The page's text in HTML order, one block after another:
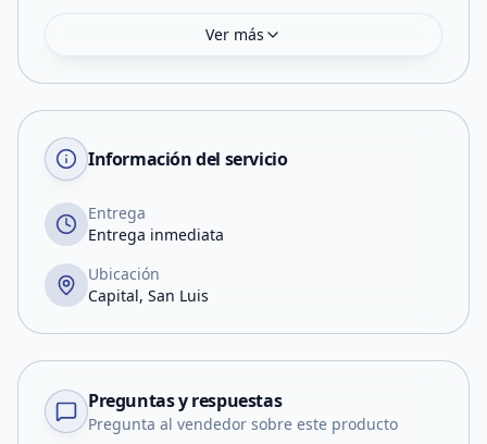
Ver más
Información del servicio
Entrega
Entrega inmediata
Ubicación
Capital, San Luis
Preguntas y respuestas
Pregunta al vendedor sobre este producto